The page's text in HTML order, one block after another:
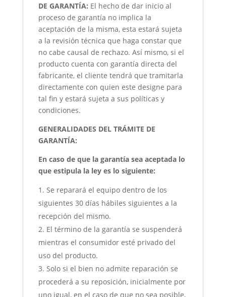
DE GARANTÍA: El hecho de dar inicio al
proceso de garantía no implica la
aceptación de la misma, esta estará sujeta
a la revisión técnica que haga constar que
no cabe causal de rechazo. Así mismo, si el
producto cuenta con garantía directa del
fabricante, el cliente tendrá que tramitarla
directamente con quien este designe para
tal fin y estará sujeta a sus políticas y
condiciones.
GENERALIDADES DEL TRÁMITE DE
GARANTÍA:
En caso de que la garantía sea aceptada lo
que estipula la ley es lo siguiente:
Se reparará el equipo dentro de los
siguientes 30 días hábiles siguientes a la
recepción del mismo.
El término de la garantía se suspenderá
mientras el consumidor esté privado del
uso del producto.
Solo si el bien no admite reparación se
procederá a su reposición, inicialmente por
uno igual, en el caso de que no sea posible,